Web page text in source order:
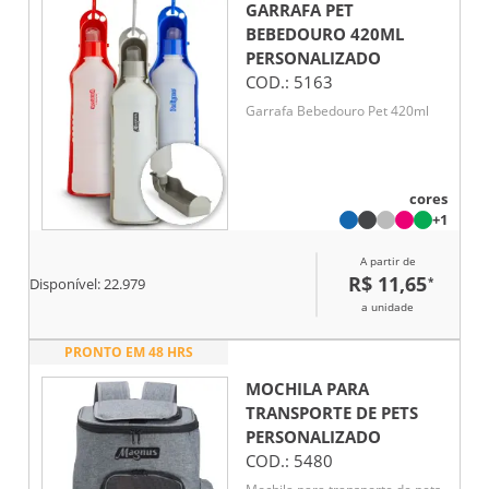
GARRAFA PET
BEBEDOURO 420ML
PERSONALIZADO
COD.: 5163
Garrafa Bebedouro Pet 420ml
cores
+1
Disponível:22.979
A partir de
R$ 11,65*
a unidade
PRONTO EM 48 HRS
MOCHILA PARA
TRANSPORTE DE PETS
PERSONALIZADO
COD.: 5480